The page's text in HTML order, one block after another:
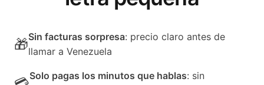
🎁Sin facturas sorpresa: precio claro antes de
llamar a Venezuela
Solo pagas los minutos que hablas: sin